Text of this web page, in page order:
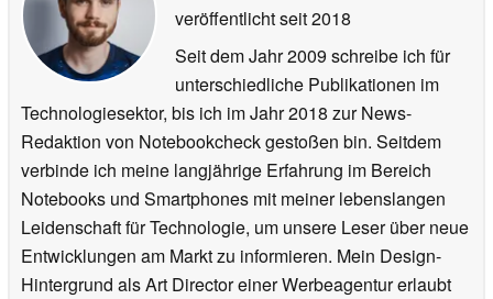
veröffentlichtseit 2018
Seit dem Jahr 2009 schreibe ich für
unterschiedliche Publikationen im
Technologiesektor, bis ich im Jahr 2018 zur News-
Redaktion von Notebookcheck gestoßen bin. Seitdem
verbinde ich meine langjährige Erfahrung im Bereich
Notebooks und Smartphones mit meiner lebenslangen
Leidenschaft für Technologie, um unsere Leser über neue
Entwicklungen am Markt zu informieren. Mein Design-
Hintergrund als Art Director einer Werbeagentur erlaubt